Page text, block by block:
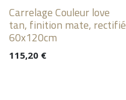
Carrelage Couleur love
tan, finition mate, rectifié
60x120cm
115,20 €